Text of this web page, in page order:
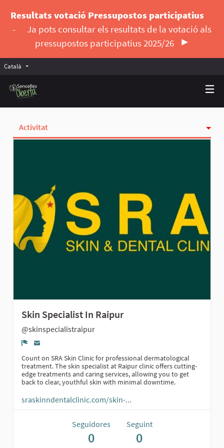
Resultats votació Pressupostos participatius
-
Ja pots consultar els resultats de la votació als
pressupostos participatius 2025/26
Català Triar la llengua
Activitat
Seguidores
Grups
Skin Specialist In Raipur
@skinspecialistraipur
Count on SRA Skin Clinic for professional dermatological
treatment. The skin specialist at Raipur clinic offers cutting-
edge treatments and caring services, allowing you to get
back to clear, youthful skin with minimal downtime.
sraskinndentalclinic.com/skin-...
Seguidores
0
Seguint
0